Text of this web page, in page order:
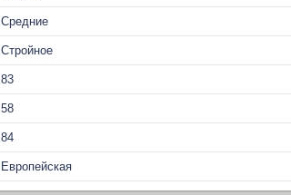
Средние
Стройное
83
58
84
Европейская